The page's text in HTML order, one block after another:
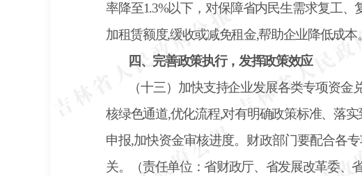
率降至1.3%以下，对保障省内民生需求复工
加租赁额度,缓收或减免租金,帮助企业降低成本
四、完善政策执行，发挥政策效应
（十三）加快支持企业发展各类专项资
核绿色通道,优化流程,对有明确政策标准、落
申报,加快资金审核进度。财政部门要配合各
关。（责任单位：省财政厅、省发展改革委、